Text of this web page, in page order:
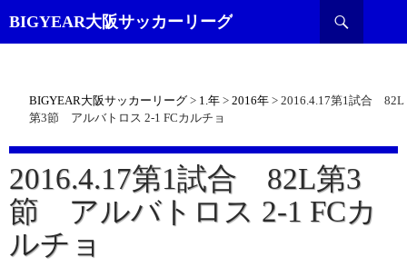
BIGYEAR大阪サッカーリーグ
索
BIGYEAR大阪サッカーリーグ > 1.年 > 2016年 > 2016.4.17第1試合 82L
第3節 アルバトロス 2-1 FCカルチョ
2016.4.17第1試合 82L第3
節 アルバトロス 2-1 FCカ
ルチョ